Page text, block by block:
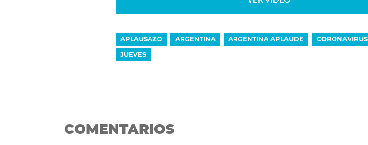
APLAUSAZO ARGENTINA ARGENTINA APLAUDE CORONAVIRUS
JUEVES
COMENTARIOS